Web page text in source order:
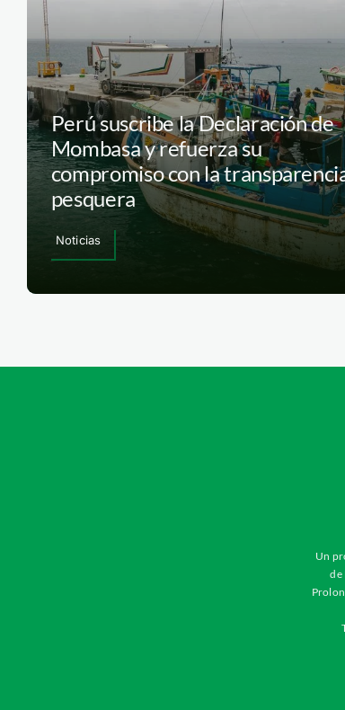
Perú suscribe la Declaración de
Mombasa y refuerza su
compromiso con la
pesquera
Noticias
Un
de